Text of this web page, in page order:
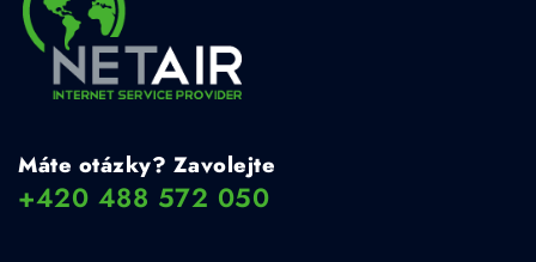
Máte otázky? Zavolejte
+420 488 572 050